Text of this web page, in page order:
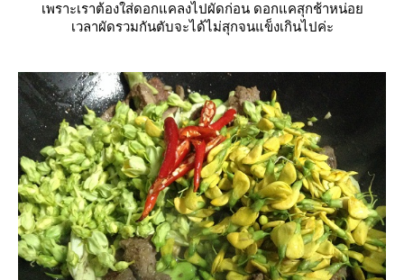
เพราะเราต้องใส่ดอกแคลงไปผัดก่อน ดอกแคสุกช้าหน่อ
เวลาผัดรวมกันตับจะได้ไม่สุกจนแข็งเกินไปค่ะ